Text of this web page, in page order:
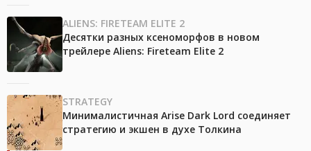
ALIENS: FIRETEAM ELITE 2
Десятки разных ксеноморфов в новом
трейлере Aliens: Fireteam Elite 2
STRATEGY
Минималистичная Arise Dark Lord соединяет
стратегию и экшен в духе Толкина